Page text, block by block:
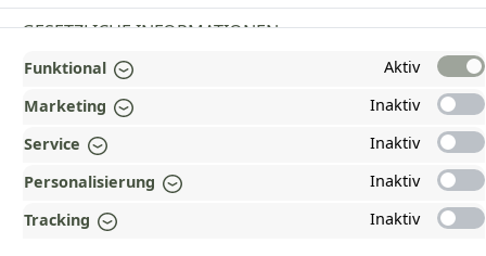
GESETZLICHE INFORMATIONEN
ZAHLUNGS- UND VERSANDARTEN
AUSGEZEICHNET UND ZERTIFIZIERT!
UNSERE COMMUNITIES
Funktional
Aktiv
Marketing
Inaktiv
Service
Inaktiv
Personalisierung
Inaktiv
Tracking
Inaktiv